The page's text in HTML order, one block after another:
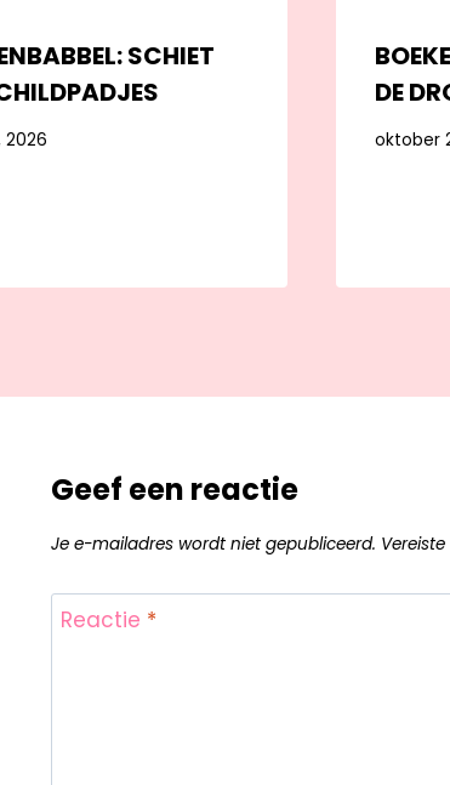
SCHIET
2026
DE
oktober
Geef een reactie
Je e-mailadres wordt niet gepubliceerd.
Reactie *